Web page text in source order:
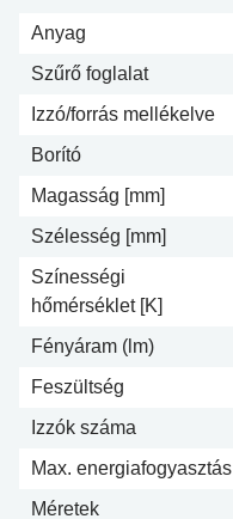
Anyag
Szűrő foglalat
Izzó/forrás mellékelve
Borító
Magasság [mm]
Szélesség [mm]
Színességi
hőmérséklet [K]
Fényáram (lm)
Feszültség
Izzók száma
Max. energiafogyasztás
Méretek